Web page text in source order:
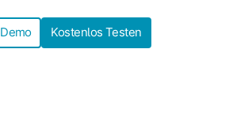
Demo Kostenlos Testen